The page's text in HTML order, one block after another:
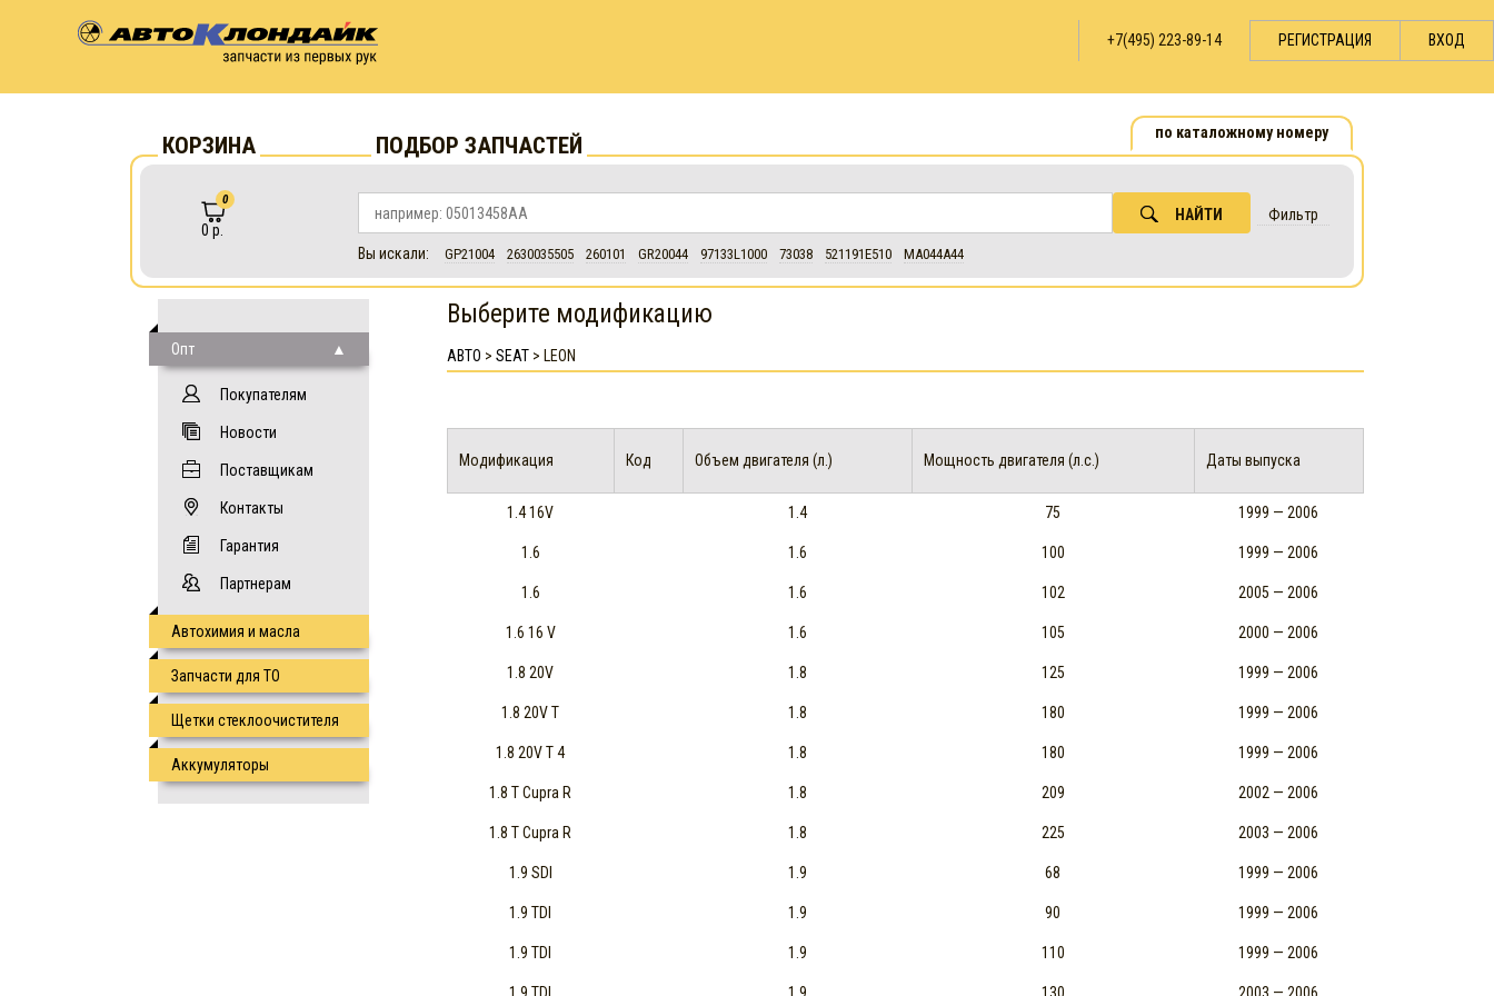
+7(495) 223-89-14 РЕГИСТРАЦИЯ ВХОД
КОРЗИНА ПОДБОР ЗАПЧАСТЕЙ по каталожному номеру
0
0 р.
НАЙТИ Фильтр
Вы искали: GP21004 2630035505 260101 GR20044 97133L1000 73038 521191E510 MA044A44
Опт
Покупателям
Новости
Поставщикам
Контакты
Гарантия
Партнерам
Автохимия и масла
Запчасти для ТО
Щетки стеклоочистителя
Аккумуляторы
Выберите модификацию
АВТО > SEAT > LEON
Модификация Код Объем двигателя (л.) Мощность двигателя (л.с.) Даты выпуска
1.4 16V 1.4 75 1999 — 2006
1.6 1.6 100 1999 — 2006
1.6 1.6 102 2005 — 2006
1.6 16 V 1.6 105 2000 — 2006
1.8 20V 1.8 125 1999 — 2006
1.8 20V T 1.8 180 1999 — 2006
1.8 20V T 4 1.8 180 1999 — 2006
1.8 T Cupra R 1.8 209 2002 — 2006
1.8 T Cupra R 1.8 225 2003 — 2006
1.9 SDI 1.9 68 1999 — 2006
1.9 TDI 1.9 90 1999 — 2006
1.9 TDI 1.9 110 1999 — 2006